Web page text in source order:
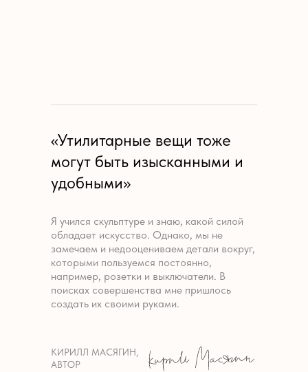
«Утилитарные вещи тоже
могут быть изысканными и
удобными»
Я учился скульптуре и знаю, какой силой
обладает искусство. Однако, мы не
замечаем и недооцениваем детали вокруг,
которыми пользуемся постоянно,
например, розетки и выключатели. В
поисках совершенства мне пришлось
создать их своими руками.
КИРИЛЛ МАСЯГИН,
АВТОР